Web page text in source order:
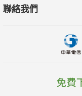
聯絡我們